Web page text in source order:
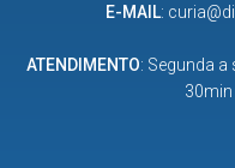
E-MAIL:
ATENDIMENTO: Segunda a